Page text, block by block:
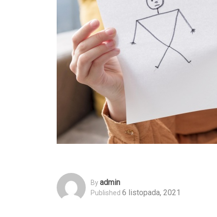
ByAdmin
Published 6 listopada, 2021